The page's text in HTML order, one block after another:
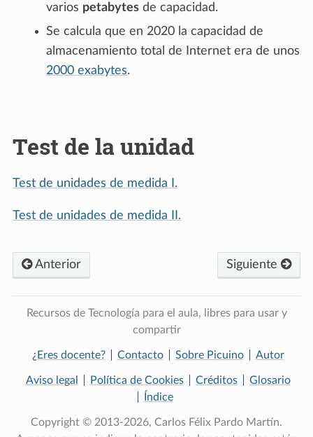
varios petabytes de capacidad.
Se calcula que en 2020 la capacidad de
almacenamiento total de Internet era de unos
2000 exabytes.
Test de la unidad
Test de unidades de medida I.
Test de unidades de medida II.
Siguiente
Anterior
Recursos de Tecnología para el aula, libres para usar y
compartir
¿Eres docente? Contacto Sobre Picuino Autor
Aviso legal Política de Cookies Créditos
Glosario
Índice
Copyright © 2013-2026, Carlos Félix Pardo Martín.